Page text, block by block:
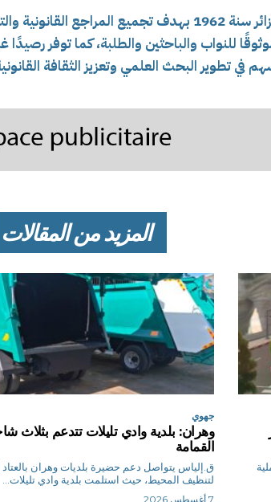
المكتبة البرلمانية تأسست بعد استقلال الجزائر سنة 1962 بهدف تجميع المراجع
للنواب والباحثين والطلبة، كما توفر رصيدًا
في تطوير البحث العلمي وتعزيز الثقافة
المزيد من المقالات
جهوي
وهران: بلدية وادي تليلات تتدعم بثلاث
القمامة
ق.إلياس يتواصل دعم حضيرة بلديات وهران
لتنظيف المحيط، حيث استلمت بلدية وادي تليلات...
7 أغسطس 2026